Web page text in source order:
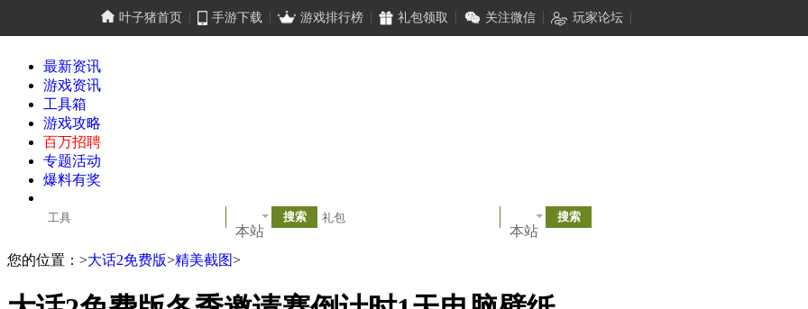
叶子猪首页 手游下载 游戏排行榜 礼包领取 关注微信 玩家论坛
最新资讯
游戏资讯
工具箱
游戏攻略
百万招聘
专题活动
爆料有奖
本站
本站
您的位置： >大话2免费版>精美截图>